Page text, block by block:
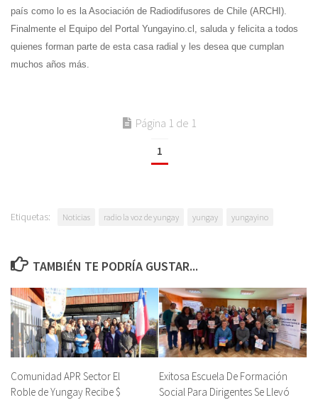
país como lo es la Asociación de Radiodifusores de Chile (ARCHI).
Finalmente el Equipo del Portal Yungayino.cl, saluda y felicita a todos
quienes forman parte de esta casa radial y les desea que cumplan
muchos años más.
Página 1 de 1
1
Etiquetas: Noticias radio la voz de yungay yungay yungayino
TAMBIÉN TE PODRÍA GUSTAR...
Comunidad APR Sector El
Roble de Yungay Recibe $
Exitosa Escuela De Formación
Social Para Dirigentes Se Llevó